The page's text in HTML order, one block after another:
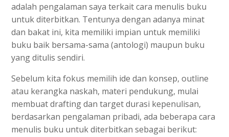
adalah pengalaman saya terkait cara menulis buku
untuk diterbitkan. Tentunya dengan adanya minat
dan bakat ini, kita memiliki impian untuk memiliki
buku baik bersama-sama (antologi) maupun buku
yang ditulis sendiri.
Sebelum kita fokus memilih ide dan konsep, outline
atau kerangka naskah, materi pendukung, mulai
membuat drafting dan target durasi kepenulisan,
berdasarkan pengalaman pribadi, ada beberapa cara
menulis buku untuk diterbitkan sebagai berikut: